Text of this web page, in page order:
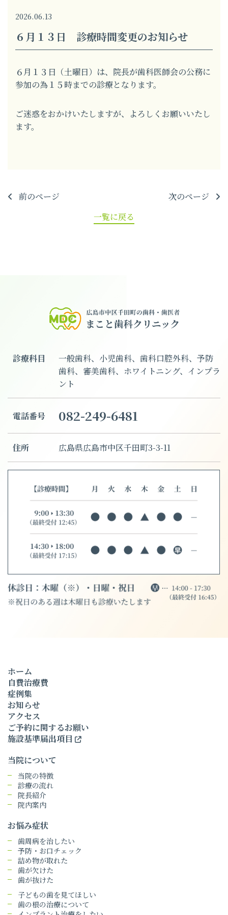
2026.06.13
６月１３日 診療時間変更のお知らせ
６月１３日（土曜日）は、院長が歯科医師会の公務に
参加の為１５時までの診療となります。
ご迷惑をおかけいたしますが、よろしくお願いいたし
ます。
前のページ
一覧に戻る
次のページ
診療科目
一般歯科、小児歯科、歯科口腔外科、予防
歯科、審美歯科、ホワイトニング、インプラ
ント
電話番号 082-249-6481
住所 広島県広島市中区千田町3-3-11
ホーム
自費治療費
症例集
お知らせ
アクセス
ご予約に関するお願い
施設基準届出項目
当院について
当院の特徴
診療の流れ
院長紹介
院内案内
お悩み症状
歯周病を治したい
予防・お口チェック
詰め物が取れた
歯が欠けた
歯が抜けた
子どもの歯を見てほしい
歯の根の治療について